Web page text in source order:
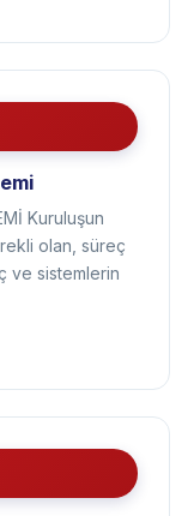
Kuruluşun
olan, süreç
ve sistemlerin